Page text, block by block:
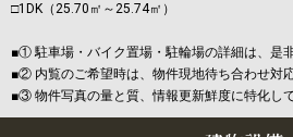
□1DK（25.70㎡～25.74㎡）
■① 駐車場・バイク置場・駐輪場の詳細は、是
■② 内覧のご希望時は、物件現地待ち合わせ対
■③ 物件写真の量と質、情報更新鮮度に特化し